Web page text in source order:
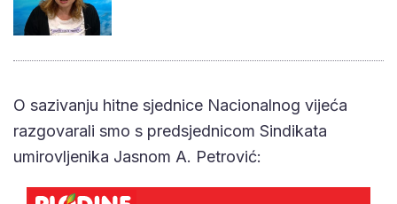
O sazivanju hitne sjednice Nacionalnog vijeća
razgovarali smo s predsjednicom Sindikata
umirovljenika Jasnom A. Petrović: